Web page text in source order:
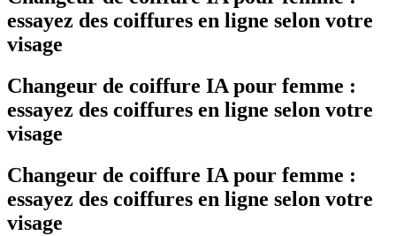
essayez des coiffures en ligne selon votre
visage
Changeur de coiffure IA pour femme :
essayez des coiffures en ligne selon votre
visage
Changeur de coiffure IA pour femme :
essayez des coiffures en ligne selon votre
visage